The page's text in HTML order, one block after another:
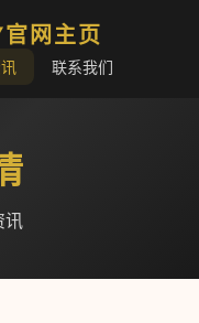
网主页
联系我们
讯